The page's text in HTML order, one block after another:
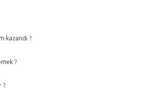
kazandı ?
?
?